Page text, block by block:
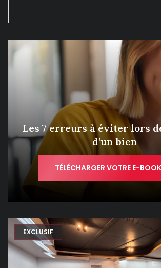
Les 7 erreurs à éviter lors
d’un bien
TÉLÉCHARGER VOTRE E-BOOK
EXCLUSIF